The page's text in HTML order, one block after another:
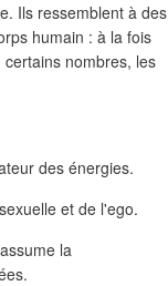
Ils ressemblent à des
humain : à la fois
nombres, les
des énergies.
et de l'ego.
la